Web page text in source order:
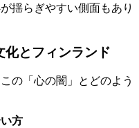
揺らぎやすい側面もあり
化とフィンランド
の「心の闇」とどのよう
方